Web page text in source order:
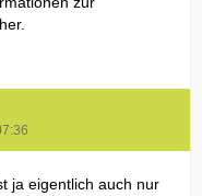
ja eigentlich auch nur